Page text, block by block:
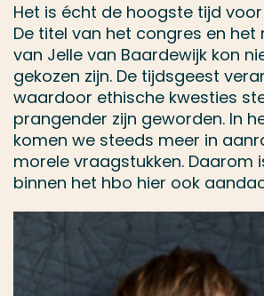
Het is écht de hoogste tijd
De titel van het congres en het
van Jelle van Baardewijk kon
gekozen zijn. De tijdsgeest
waardoor ethische kwesties
prangender zijn geworden. In
komen we steeds meer in
morele vraagstukken. Daarom
binnen het hbo hier ook